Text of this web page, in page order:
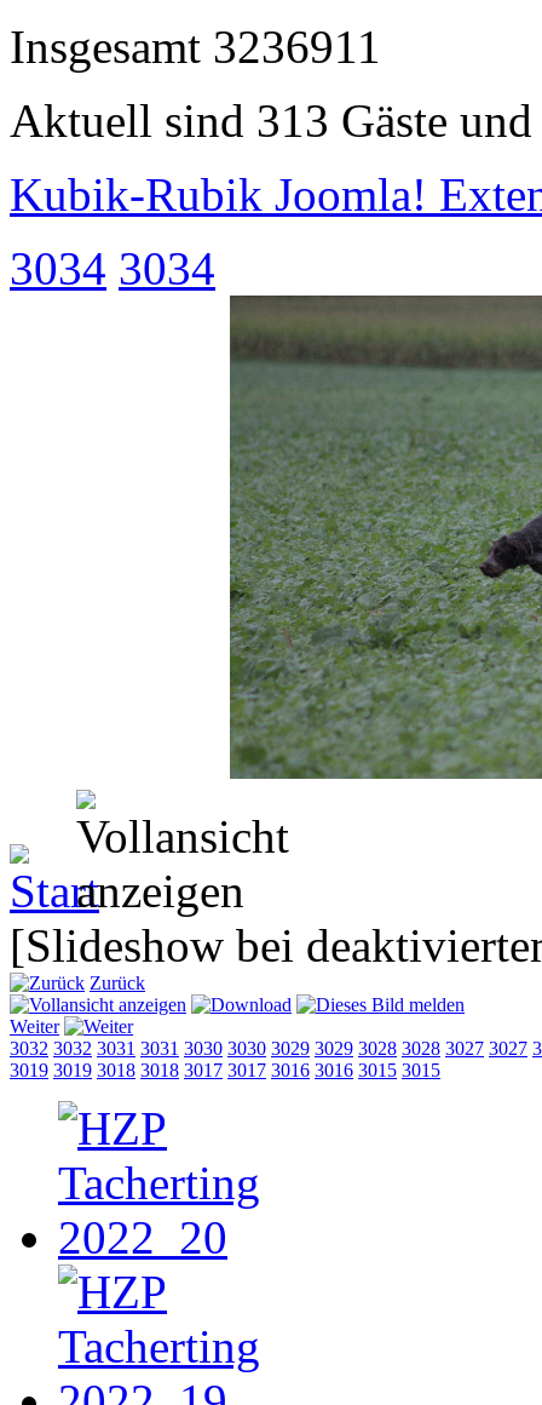
Insgesamt 3236911
Aktuell sind 313 Gäste
Kubik-Rubik Joomla!
3034 3034
[Slideshow bei
Zurück
Weiter
3032 3032 3031 3031 3030 3030 3029 3029 3028 3028 3027 3027
3019 3019 3018 3018 3017 3017 3016 3016 3015 3015